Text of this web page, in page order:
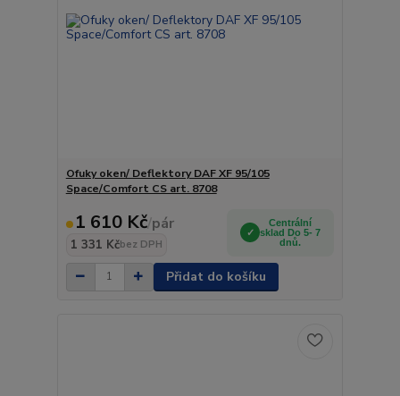
Ofuky oken/ Deflektory DAF XF 95/105
Space/Comfort CS art. 8708
1 610 Kč/pár
1 331 Kčbez DPH
Centrální
sklad Do 5- 7
dnů.
Přidat do košíku